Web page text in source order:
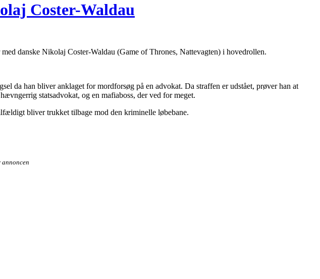
Coster-Waldau
danske Nikolaj Coster-Waldau (Game of Thrones, Nattevagten) i hovedrollen.
da han bliver anklaget for mordforsøg på en advokat. Da straffen er udstået, prøver han at
statsadvokat, og en mafiaboss, der ved for meget.
bliver trukket tilbage mod den kriminelle løbebane.